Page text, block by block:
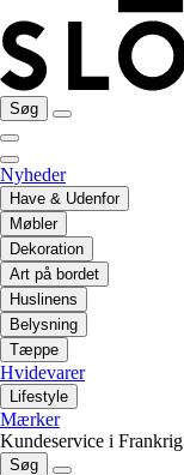
Søg
Nyheder
Have & Udenfor
Møbler
Dekoration
Art på bordet
Huslinens
Belysning
Tæppe
Hvidevarer
Lifestyle
Mærker
Kundeservice i Frankrig
Søg